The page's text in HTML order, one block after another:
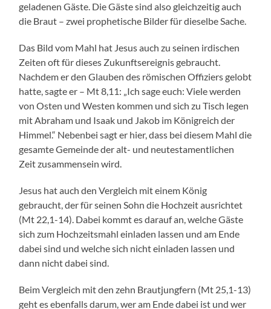
geladenen Gäste. Die Gäste sind also gleichzeitig auch
die Braut – zwei prophetische Bilder für dieselbe Sache.
Das Bild vom Mahl hat Jesus auch zu seinen irdischen
Zeiten oft für dieses Zukunftsereignis gebraucht.
Nachdem er den Glauben des römischen Offiziers gelobt
hatte, sagte er – Mt 8,11: „Ich sage euch: Viele werden
von Osten und Westen kommen und sich zu Tisch legen
mit Abraham und Isaak und Jakob im Königreich der
Himmel.“ Nebenbei sagt er hier, dass bei diesem Mahl die
gesamte Gemeinde der alt- und neutestamentlichen
Zeit zusammensein wird.
Jesus hat auch den Vergleich mit einem König
gebraucht, der für seinen Sohn die Hochzeit ausrichtet
(Mt 22,1-14). Dabei kommt es darauf an, welche Gäste
sich zum Hochzeitsmahl einladen lassen und am Ende
dabei sind und welche sich nicht einladen lassen und
dann nicht dabei sind.
Beim Vergleich mit den zehn Brautjungfern (Mt 25,1-13)
geht es ebenfalls darum, wer am Ende dabei ist und wer